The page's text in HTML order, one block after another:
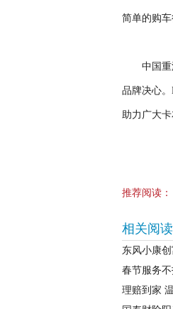
简单的购
中国
品牌决心
助力广大
推荐阅读：
相关阅读
东风小康
春节服务
理赔到家